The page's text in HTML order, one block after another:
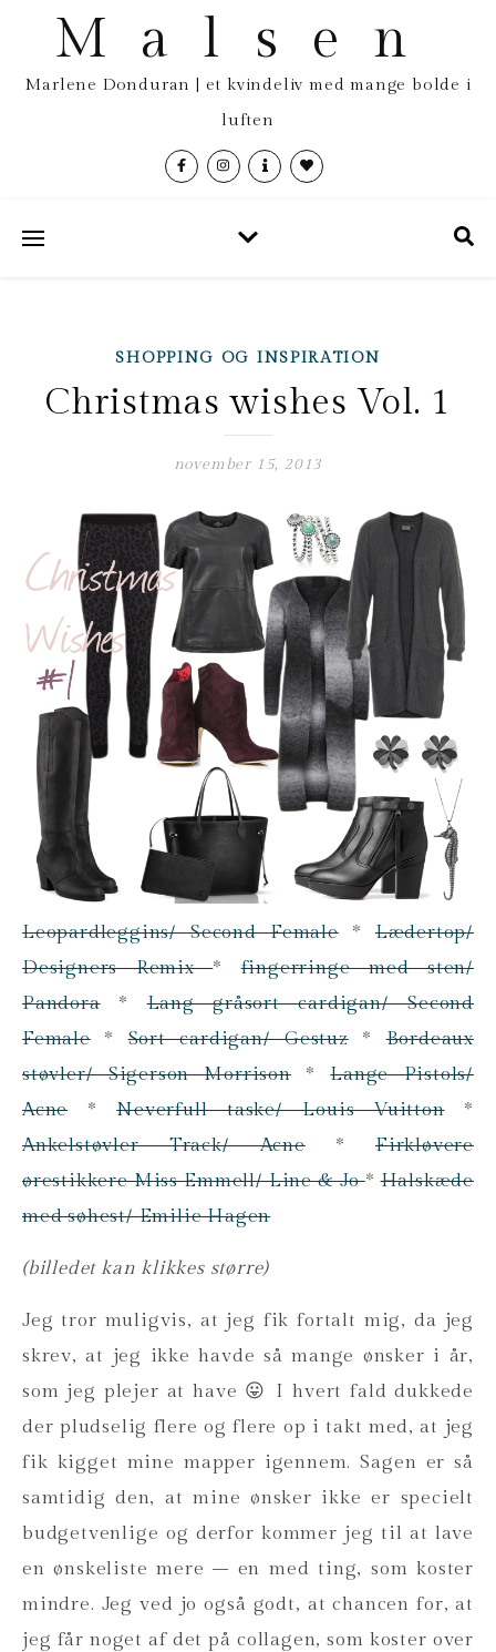
Malsen
Marlene Donduran | et kvindeliv med mange bolde i
luften
SHOPPING OG INSPIRATION
Christmas wishes Vol. 1
november 15, 2013
Leopardleggins/ Second Female*Lædertop/
Designers Remix*fingerringe med sten/
Pandora*Lang gråsort cardigan/ Second
Female*Sort cardigan/ Gestuz*Bordeaux
støvler/ Sigerson Morrison*Lange Pistols/
Acne*Neverfull taske/ Louis Vuitton*
Ankelstøvler Track/ Acne* Firkløvere
ørestikkere Miss Emmell/ Line & Jo*Halskæde
med søhest/ Emilie Hagen
(billedet kan klikkes større)
Jeg tror muligvis, at jeg fik fortalt mig, da jeg
skrev, at jeg ikke havde så mange ønsker i år,
som jeg plejer at have 😛 I hvert fald dukkede
der pludselig flere og flere op i takt med, at jeg
fik kigget mine mapper igennem. Sagen er så
samtidig den, at mine ønsker ikke er specielt
budgetvenlige og derfor kommer jeg til at lave
en ønskeliste mere – en med ting, som koster
mindre. Jeg ved jo også godt, at chancen for, at
jeg får noget af det på collagen, som koster over